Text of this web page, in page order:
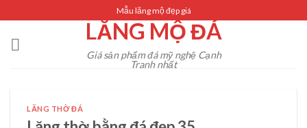
content
Mẫu lăng mộ đẹp giá
LĂNG MỘ ĐÁ
Giá sản phẩm đá mỹ nghệ Cạnh
Tranh nhất
LĂNG THỜ ĐÁ